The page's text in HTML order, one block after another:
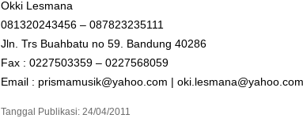
Okki Lesmana
081320243456 – 087823235111
Jln. Trs Buahbatu no 59. Bandung 40286
Fax : 0227503359 – 0227568059
Email : prismamusik@yahoo.com | oki.lesmana@yahoo.com
Tanggal Publikasi: 24/04/2011